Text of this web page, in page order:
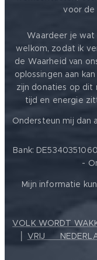
voor de
Waardeer je wat
welkom, zodat ik
de Waarheid van
oplossingen aan
zijn donaties op dit
tijd en energie
Ondersteun mij dan
Bank:
-
Mijn informatie
VOLK WORDT
VRIJ ❤️